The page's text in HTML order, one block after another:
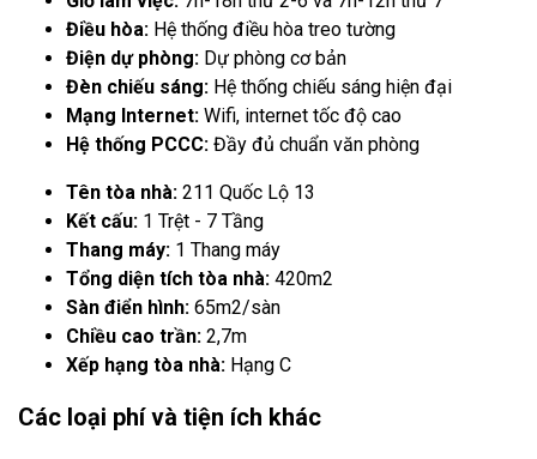
Điều hòa: Hệ thống điều hòa treo tường
Điện dự phòng: Dự phòng cơ bản
Đèn chiếu sáng: Hệ thống chiếu sáng hiện đại
Mạng Internet: Wifi, internet tốc độ cao
Hệ thống PCCC: Đầy đủ chuẩn văn phòng
Tên tòa nhà: 211 Quốc Lộ 13
Kết cấu: 1 Trệt - 7 Tầng
Thang máy: 1 Thang máy
Tổng diện tích tòa nhà: 420m2
Sàn điển hình: 65m2/sàn
Chiều cao trần: 2,7m
Xếp hạng tòa nhà: Hạng C
Các loại phí và tiện ích khác